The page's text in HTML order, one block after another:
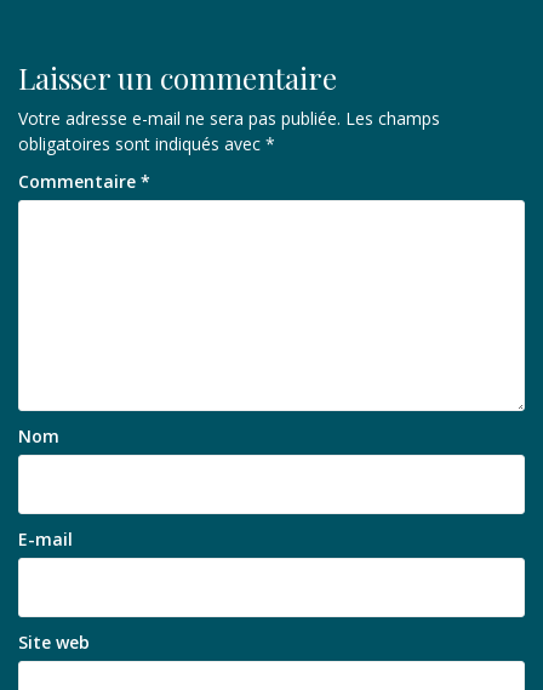
Laisser un commentaire
Votre adresse e-mail ne sera pas publiée. Les champs
obligatoires sont indiqués avec *
Commentaire *
Nom
E-mail
Site web